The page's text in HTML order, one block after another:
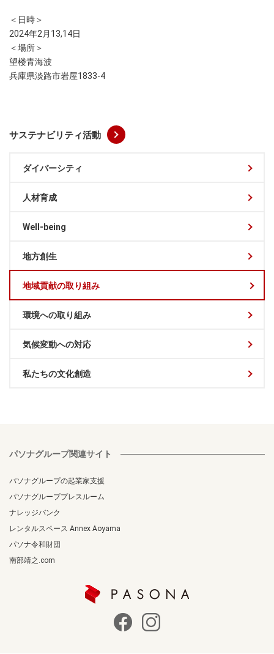
＜日時＞
2024年2月13,14日
＜場所＞
望楼青海波
兵庫県淡路市岩屋1833-4
サステナビリティ活動
ダイバーシティ
人材育成
Well-being
地方創生
地域貢献の取り組み
環境への取り組み
気候変動への対応
私たちの文化創造
パソナグループ関連サイト
パソナグループの起業家支援
パソナグループプレスルーム
ナレッジバンク
レンタルスペース Annex Aoyama
パソナ令和財団
南部靖之.com